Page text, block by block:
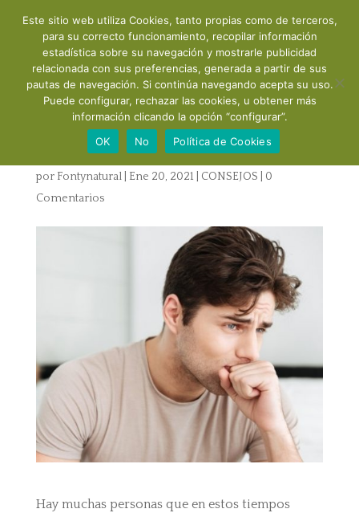
¿Estrés, cansancio,
desánimo?
por Fontynatural| Ene 20, 2021 CONSEJOS
0
Comentarios
Hay muchas personas que en estos tiempos
Este sitio web utiliza Cookies, tanto propias como de terceros,
para su correcto funcionamiento, recopilar información
estadística sobre su navegación y mostrarle publicidad
relacionada con sus preferencias, generada a partir de sus
pautas de navegación. Si continúa navegando acepta su uso.
Puede configurar, rechazar las cookies, u obtener más
información clicando la opción “configurar”.
OK
No Política de Cookies